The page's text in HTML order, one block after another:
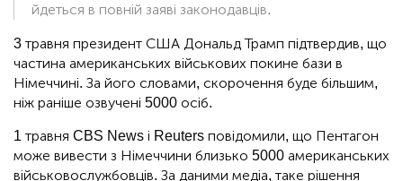
йдеться в повній заяві законодавців.
3 травня президент США Дональд Трамп підтвердив, що
частина американських військових покине бази в
Німеччині. За його словами, скорочення буде більшим,
ніж раніше озвучені 5000 осіб.
1 травня CBS News і Reuters повідомили, що Пентагон
може вивести з Німеччини близько 5000 американських
військовослужбовців. За даними медіа, таке рішення